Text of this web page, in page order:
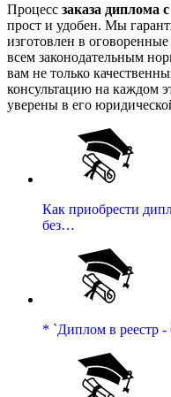
Процесс заказа диплома
прост и удобен. Мы
изготовлен в
всем законодательным
вам не только
консультацию на каждом
уверены в его
Как приобрести
без…
* `Диплом в реестр